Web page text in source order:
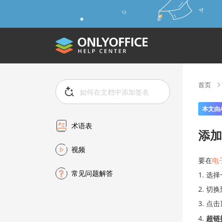
术语表
视频
常见问题解答
首页
本文由
添
要在电
选择
切换
点
超